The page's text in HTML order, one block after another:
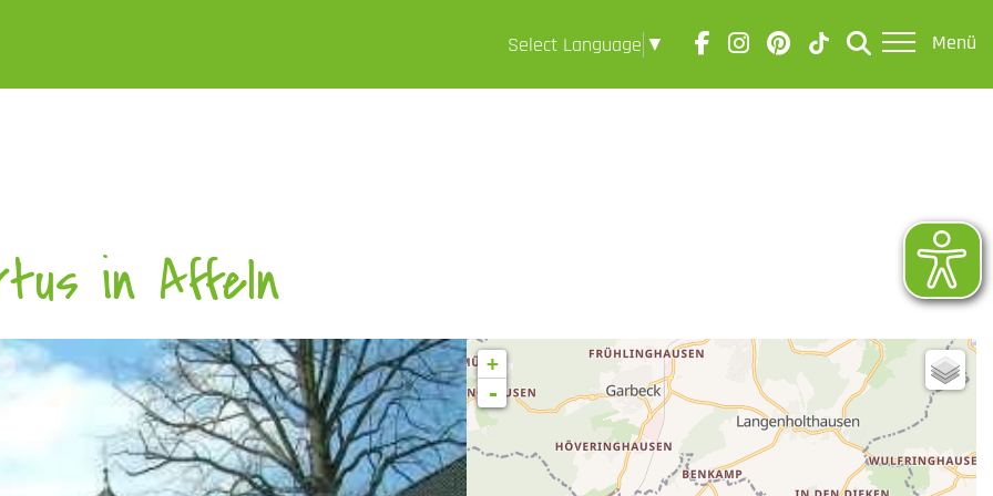
Select Language ▼ Menü
in Affeln
+
-